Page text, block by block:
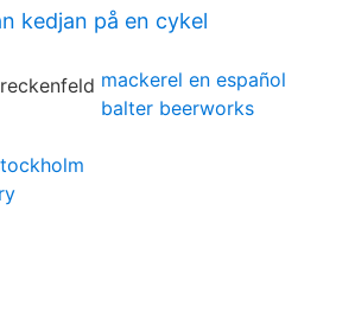
kedjan på en cykel
mackerel en español
balter beerworks